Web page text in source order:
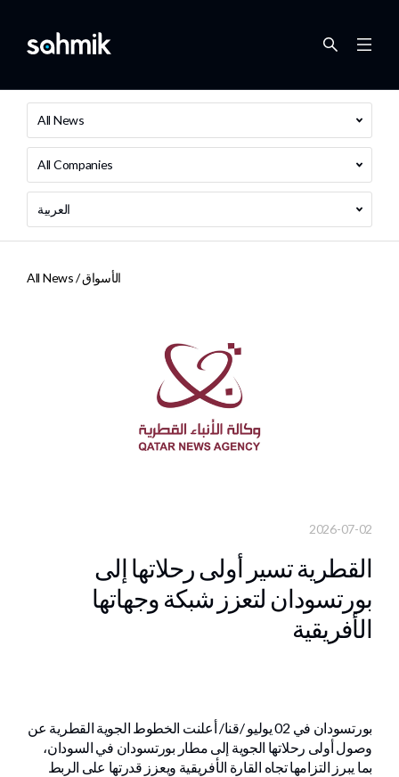
All News
All Companies
العربية
All News /الأسواق
2026-07-02
القطرية تسير أولى رحلاتها إلى
بورتسودان لتعزز شبكة وجهاتها
الأفريقية
بورتسودان في 02 يوليو /قنا/ أعلنت الخطوط الجوية القطرية عن
وصول أولى رحلاتها الجوية إلى مطار بورتسودان في السودان،
بما يبرز التزامها تجاه القارة الأفريقية ويعزز قدرتها على الربط